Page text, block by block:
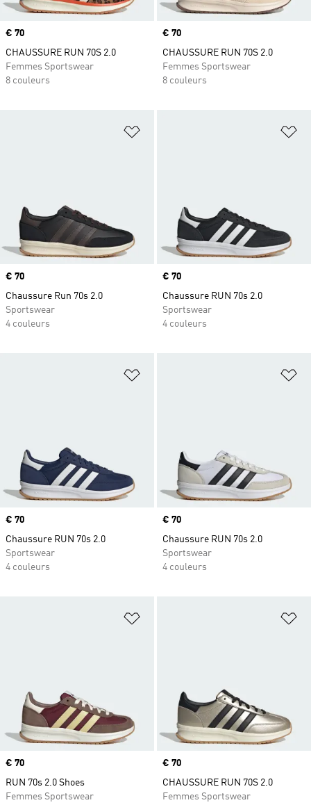
Prix
€ 70
CHAUSSURE RUN 70S 2.0
Femmes Sportswear
8 couleurs
Prix
€ 70
CHAUSSURE RUN 70S 2.0
Femmes Sportswear
8 couleurs
Ajouter à la Liste de produits
Prix
€ 70
Chaussure Run 70s 2.0
Sportswear
4 couleurs
Prix
€ 70
Chaussure RUN 70s 2.0
Sportswear
4 couleurs
Ajouter à la Liste de produits
Prix
€ 70
Chaussure RUN 70s 2.0
Sportswear
4 couleurs
Prix
€ 70
Chaussure RUN 70s 2.0
Sportswear
4 couleurs
Ajouter à la Liste de produits
Prix
€ 70
RUN 70s 2.0 Shoes
Femmes Sportswear
Prix
€ 70
CHAUSSURE RUN 70S 2.0
Femmes Sportswear